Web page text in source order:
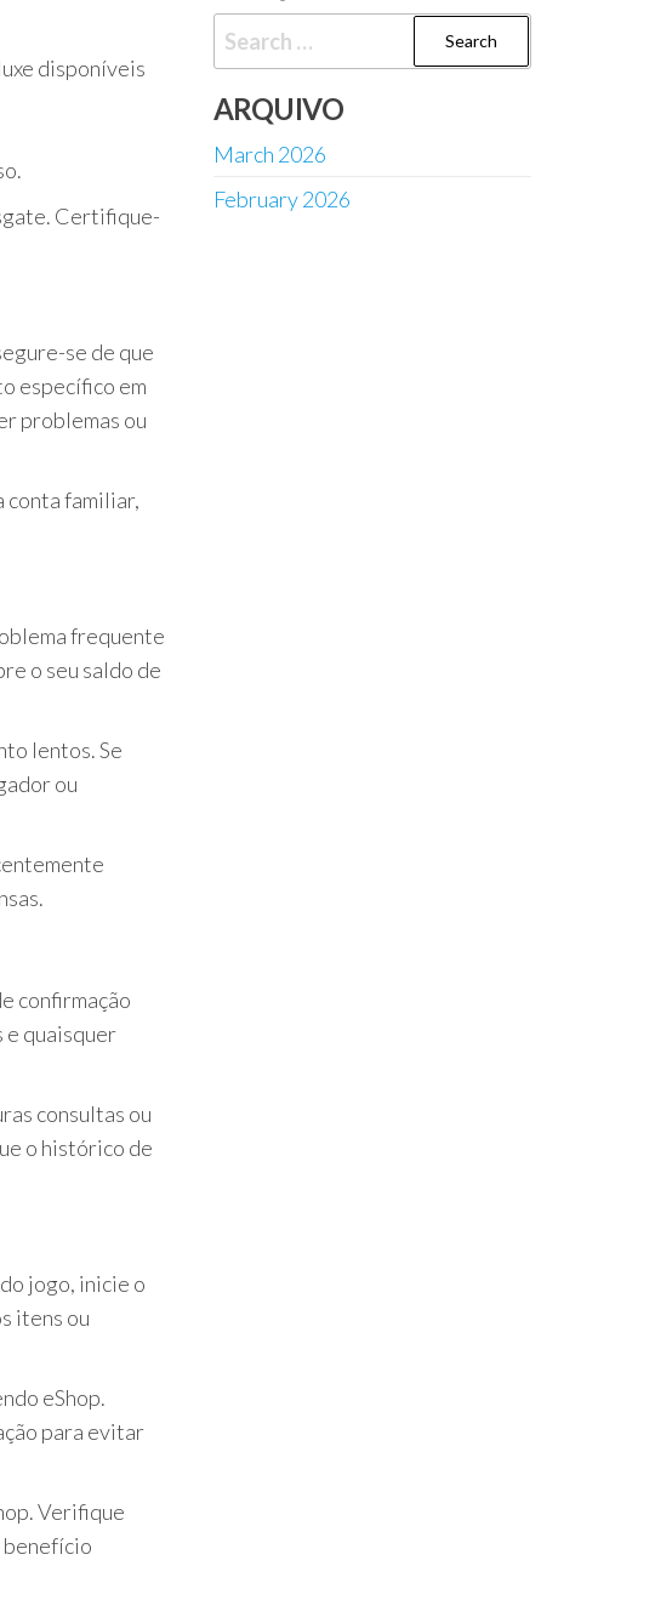
disponíveis
Certifique-
se de que
específico em
problemas ou
conta familiar,
frequente
o seu saldo de
lentos. Se
ou
confirmação
e quaisquer
consultas ou
o histórico de
jogo, inicie o
itens ou
eShop.
para evitar
Verifique
benefício
Search
for:
ARQUIVO
March 2026
February 2026